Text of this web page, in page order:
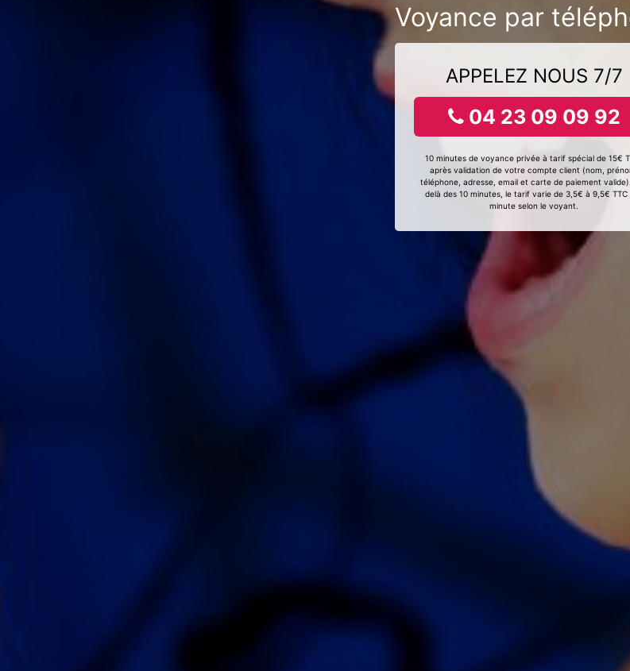
Voyance par
APPELEZ NOUS 7/7
04 23 09 09 92
10 minutes de voyance privée à tarif spécial de 15€
après validation de votre compte client (nom,
téléphone, adresse, email et carte de paiement
delà des 10 minutes, le tarif varie de 3,5€ à 9,5€ TTC
minute selon le voyant.